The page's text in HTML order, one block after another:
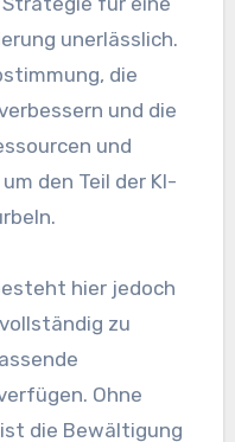
unerlässlich.
die
und die
und
den Teil der KI-
hier jedoch
zu
Ohne
die Bewältigung